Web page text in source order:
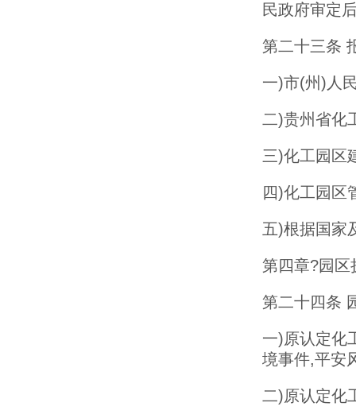
民政府审定
第二十三条
一)市(州)人
二)贵州省化
三)化工园区
四)化工园区
五)根据国家
第四章?园区
第二十四条
一)原认定化
境事件,平安
二)原认定化